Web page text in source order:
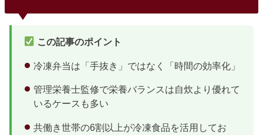
この記事のポイント
冷凍弁当は「手抜き」ではなく「時間の効率化」
管理栄養士監修で栄養バランスは自炊より優れて
いるケースも多い
共働き世帯の6割以上が冷凍食品を活用してお